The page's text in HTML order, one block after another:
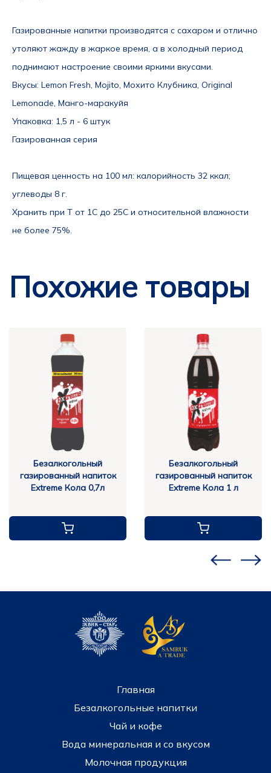
Газированные напитки производятся с сахаром и отлично
утоляют жажду в жаркое время, а в холодный период
поднимают настроение своими яркими вкусами.
Вкусы: Lemon Fresh, Mojito, Мохито Клубника, Original
Lemonade, Манго-маракуйя
Упаковка: 1,5 л - 6 штук
Газированная серия
Пищевая ценность на 100 мл: калорийность 32 ккал;
углеводы 8 г.
Хранить при Т от 1С до 25С и относительной влажности
не более 75%.
Похожие товары
Безалкогольный
газированный напиток
Extreme Кола 0,7л
Безалкогольный
газированный напиток
Extreme Кола 1 л
Главная
Безалкогольные напитки
Чай и кофе
Вода минеральная и со вкусом
Молочная продукция